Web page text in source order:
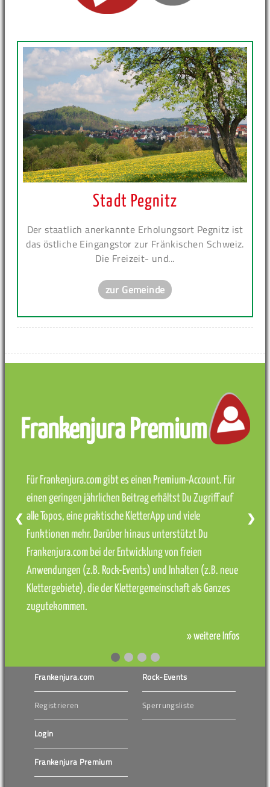
Stadt Pegnitz
Der staatlich anerkannte Erholungsort Pegnitz ist
das östliche Eingangstor zur Fränkischen Schweiz.
Die Freizeit- und...
zur Gemeinde
Frankenjura Premium
Für Frankenjura.com gibt es einen Premium-Account. Für
einen geringen jährlichen Beitrag erhältst Du Zugriff auf
alle Topos, eine praktische KletterApp und viele
Funktionen mehr. Darüber hinaus unterstützt Du
Frankenjura.com bei der Entwicklung von freien
Anwendungen (z.B. Rock-Events) und Inhalten (z.B. neue
Klettergebiete), die der Klettergemeinschaft als Ganzes
zugutekommen.
» weitere Infos
❮ ❯
Frankenjura.com
Registrieren
Login
Frankenjura Premium
Rock-Events
Sperrungsliste